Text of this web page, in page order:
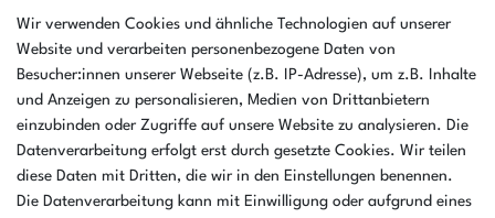
AMIKON GMBH
Einsteinstr. 8a
46325 Borken
Deutschland
Öffnungszeiten Montag - Donnerstag
07:30 - 16:00 Uhr
Öffnungszeiten Freitag
Wir verwenden Cookies und ähnliche Technologien auf unserer
Website und verarbeiten personenbezogene Daten von
Besucher:innen unserer Webseite (z.B. IP-Adresse), um z.B. Inhalte
und Anzeigen zu personalisieren, Medien von Drittanbietern
einzubinden oder Zugriffe auf unsere Website zu analysieren. Die
Datenverarbeitung erfolgt erst durch gesetzte Cookies. Wir teilen
diese Daten mit Dritten, die wir in den Einstellungen benennen.
Die Datenverarbeitung kann mit Einwilligung oder aufgrund eines